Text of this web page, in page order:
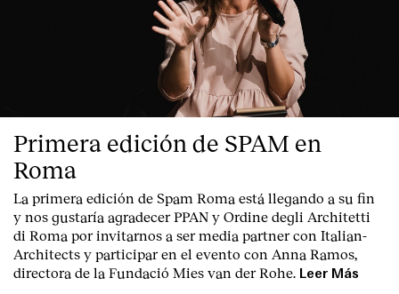
Primera edición de SPAM en
Roma
La primera edición de Spam Roma está llegando a su fin
y nos gustaría agradecer PPAN y Ordine degli Architetti
di Roma por invitarnos a ser media partner con Italian-
Architects y participar en el evento con Anna Ramos,
directora de la Fundació Mies van der Rohe. Leer Más